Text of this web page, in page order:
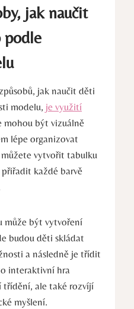
jak naučit
⁣jak naučit děti
modelu, je využití
⁤mohou být vizuálně
lépe ​organizovat
vytvořit tabulku
každé barvě
může být vytvoření
budou děti skládat⁣
⁢a následně je třídit
⁣interaktivní hra
třídění, ale také rozvíjí
myšlení.